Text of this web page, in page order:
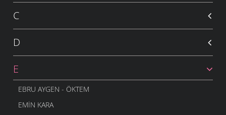
C
D
E
EBRU AYGEN - ÖKTEM
EMIN KARA